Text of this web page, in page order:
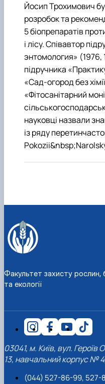
Йосип Трохимович
розробок та
5 біопрепаратів
і лісу. Співавтор
энтомология» (1976,
підручника
«Сад-огород без
«Фітосанітарний
науковці назвали
із ряду
Факультет захисту рослин,
та екології
03041, м. Київ, вул. Героїв
13, навчальний корпус №
(044) 527-86-99, 527-